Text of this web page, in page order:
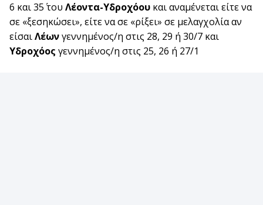
6 και 35΄ του Λέοντα-Υδροχόου και αναμένεται είτε να
σε «ξεσηκώσει», είτε να σε «ρίξει» σε μελαγχολία αν
είσαιΛέωνγεννημένος/η στις 28, 29 ή 30/7 και
Υδροχόος γεννημένος/η στις 25, 26 ή 27/1